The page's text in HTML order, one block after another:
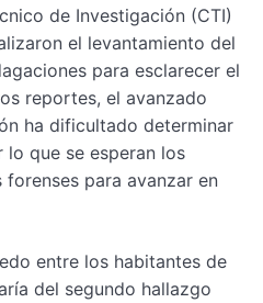
de Investigación (CTI)
el levantamiento del
para esclarecer el
reportes, el avanzado
ha dificultado determinar
que se esperan los
para avanzar en
entre los habitantes de
del segundo hallazgo